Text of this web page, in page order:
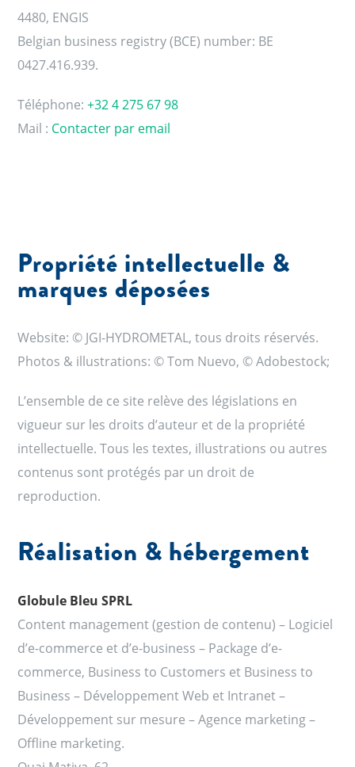
4480, ENGIS
Belgian business registry (BCE) number: BE
0427.416.939.
Téléphone:+32 4 275 67 98
Mail : Contacter par email
Propriété intellectuelle &
marques déposées
Website: © JGI-HYDROMETAL, tous droits réservés.
Photos & illustrations: © Tom Nuevo, © Adobestock;
L’ensemble de ce site relève des législations en
vigueur sur les droits d’auteur et de la propriété
intellectuelle. Tous les textes, illustrations ou autres
contenus sont protégés par un droit de
reproduction.
Réalisation & hébergement
Globule Bleu SPRL
Content management (gestion de contenu) – Logiciel
d’e-commerce et d’e-business – Package d’e-
commerce, Business to Customers et Business to
Business – Développement Web et Intranet –
Développement sur mesure – Agence marketing –
Offline marketing.